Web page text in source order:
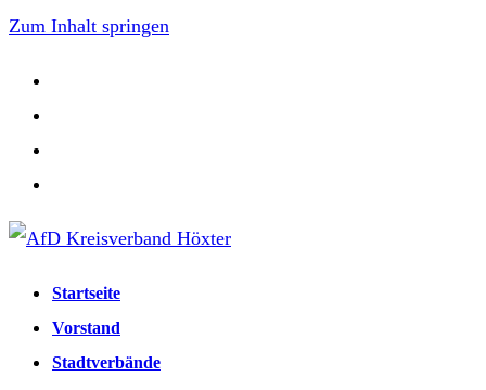
Zum Inhalt springen
Startseite
Vorstand
Stadtverbände